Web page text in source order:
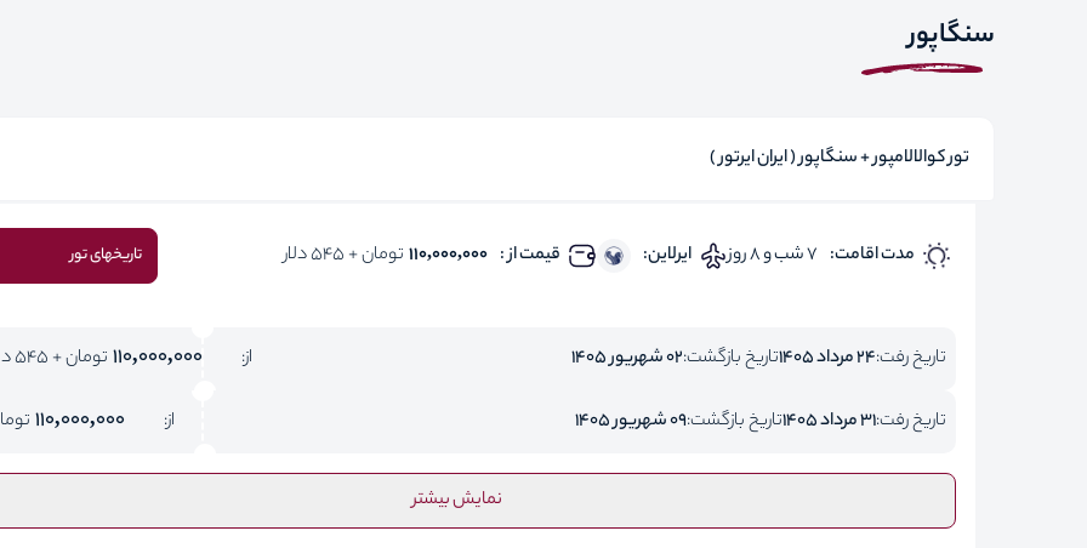
سنگاپور
تور کوالالامپور + سنگاپور ( ایران ایرتور )
مدت اقامت: 7 شب و 8 روز ایرلاین: قیمت از : 110,000,000 تومان + 545 دلار تاریخهای تور
تاریخ رفت:24 مرداد 1405 تاریخ بازگشت:02 شهریور 1405 از: 110,000,000 تومان + 545 دلار
تاریخ رفت:31 مرداد 1405 تاریخ بازگشت:09 شهریور 1405 از: 110,000,000
نمایش بیشتر